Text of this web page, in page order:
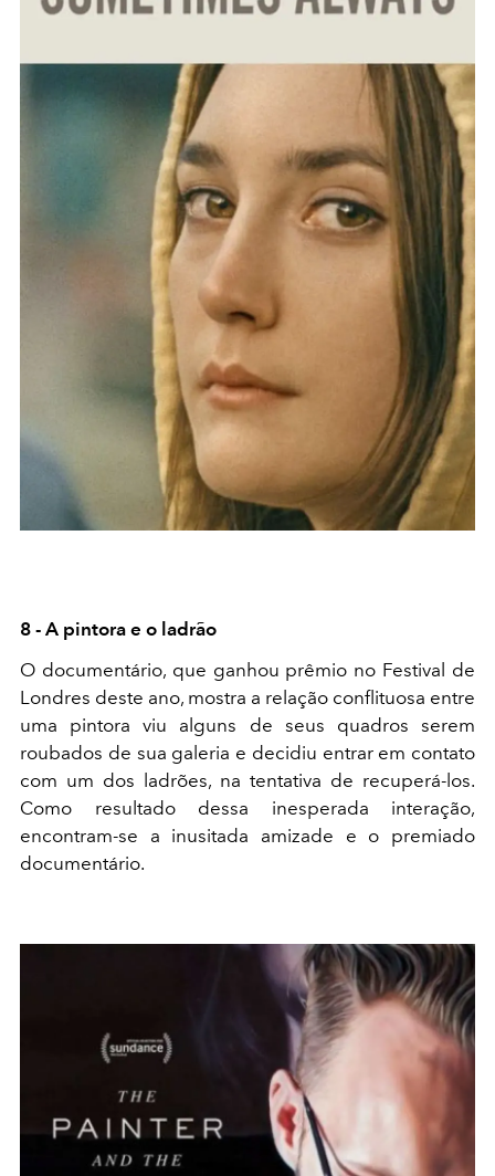
8 - A pintora e o ladrão
O documentário, que ganhou prêmio no Festival de
Londres deste ano, mostra a relação conflituosa entre
uma pintora viu alguns de seus quadros serem
roubados de sua galeria e decidiu entrar em contato
com um dos ladrões, na tentativa de recuperá-los.
Como resultado dessa inesperada interação,
encontram-se a inusitada amizade e o premiado
documentário.